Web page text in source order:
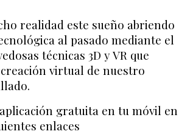
realidad este sueño abriendo
al pasado mediante el
técnicas 3D y VR que
virtual de nuestro
gratuita en tu móvil en
enlaces